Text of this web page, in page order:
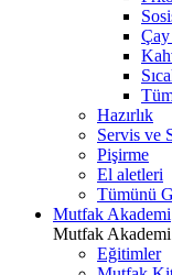
Hazırlık
Servis ve
Pişirme
El aletleri
Tümünü
Mutfak Akademi
Mutfak Akademi
Eğitimler